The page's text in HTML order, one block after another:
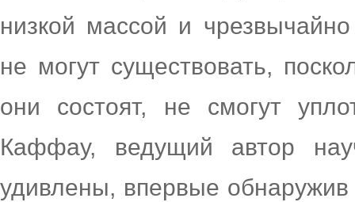
низкой массой и
не могут существовать,
они состоят, не смогут
Каффау, ведущий автор
удивлены, впервые